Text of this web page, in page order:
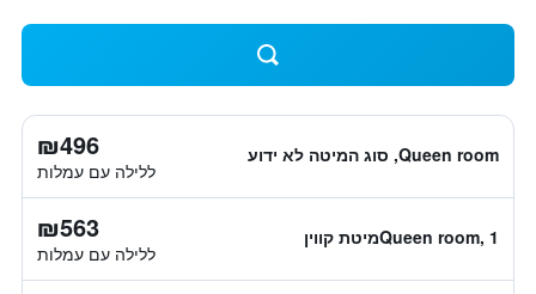
Queen room, סוג המיטה לא ידוע ₪496
ללילה עם עמלות
Queen room, 1מיטת קווין ₪563
ללילה עם עמלות